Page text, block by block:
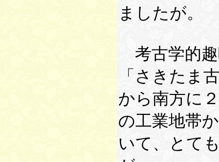
ましたが。
考古学的
「さきたま
から南方に
の工業地帯
いて、とて